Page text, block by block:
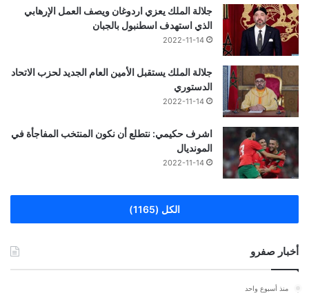
جلالة الملك يعزي اردوغان ويصف العمل الإرهابي
الذي استهدف اسطنبول بالجبان
2022-11-14
جلالة الملك يستقبل الأمين العام الجديد لحزب الاتحاد
الدستوري
2022-11-14
اشرف حكيمي: نتطلع أن نكون المنتخب المفاجأة في
المونديال
2022-11-14
الكل (1165)
أخبار صفرو
منذ أسبوع واحد